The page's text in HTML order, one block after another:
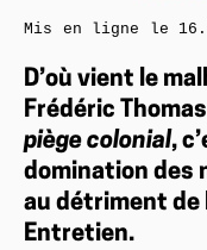
D’où vient le
Frédéric
piège colonial,
domination des
au détriment de
Entretien.
Mis en ligne le